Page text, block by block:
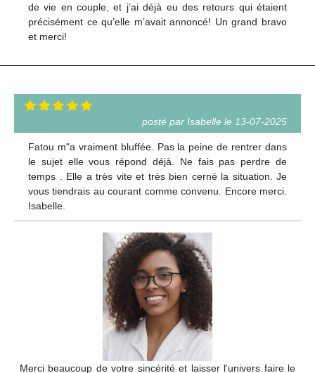
de vie en couple, et j’ai déjà eu des retours qui étaient
précisément ce qu’elle m’avait annoncé! Un grand bravo
et merci!
posté par Isabelle le 13-07-2025
Fatou m"a vraiment bluffée. Pas la peine de rentrer dans
le sujet elle vous répond déjà. Ne fais pas perdre de
temps . Elle a très vite et très bien cerné la situation. Je
vous tiendrais au courant comme convenu. Encore merci.
Isabelle.
Merci beaucoup de votre sincérité et laisser l'univers faire le